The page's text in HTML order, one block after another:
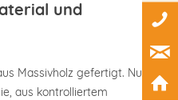
und
Massivholz gefertigt. Nur
aus kontrolliertem